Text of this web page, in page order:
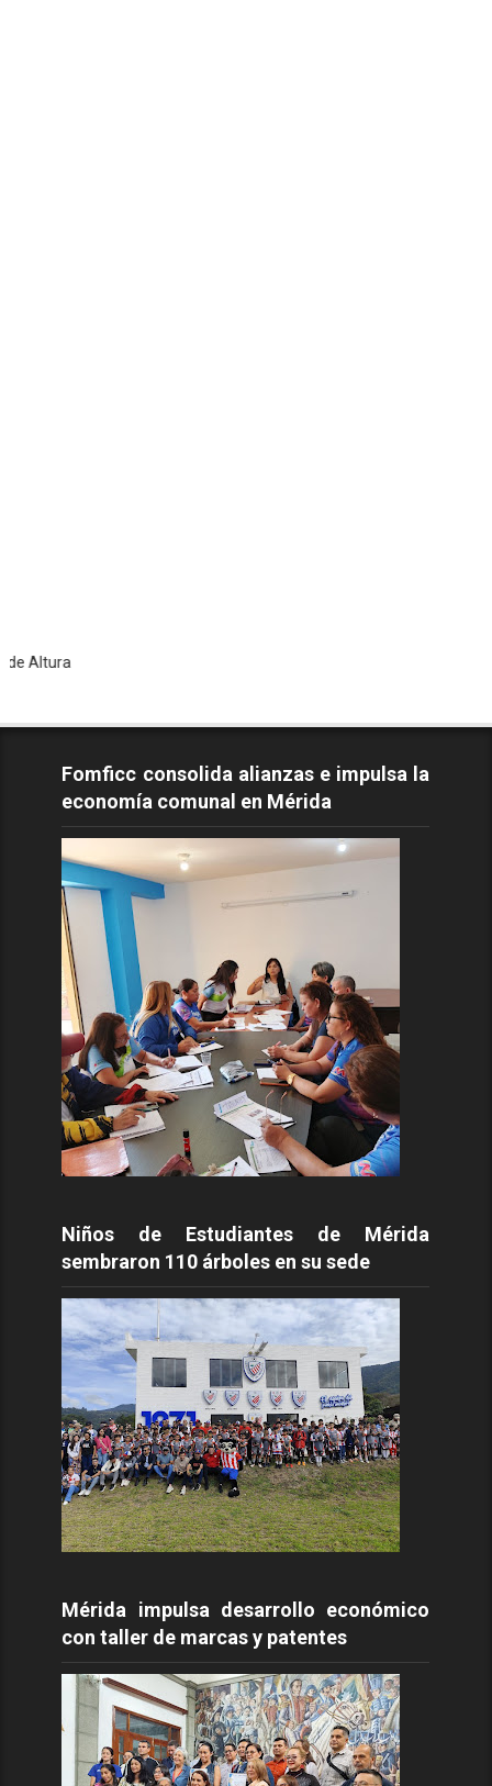
Fomficc consolida alianzas e impulsa la
economía comunal en Mérida
Niños de Estudiantes de Mérida
sembraron 110 árboles en su sede
Mérida impulsa desarrollo económico
con taller de marcas y patentes